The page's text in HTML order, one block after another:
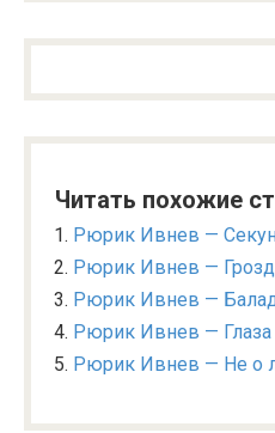
Читать похожие
Рюрик Ивнев —
Рюрик Ивнев —
Рюрик Ивнев —
Рюрик Ивнев —
Рюрик Ивнев — Не о